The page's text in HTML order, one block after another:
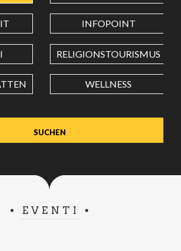
Punkt (.) als Dezimalzeichen
INFOPOINT
RELIGIONSTOURISMUS
WELLNESS
EVENTI